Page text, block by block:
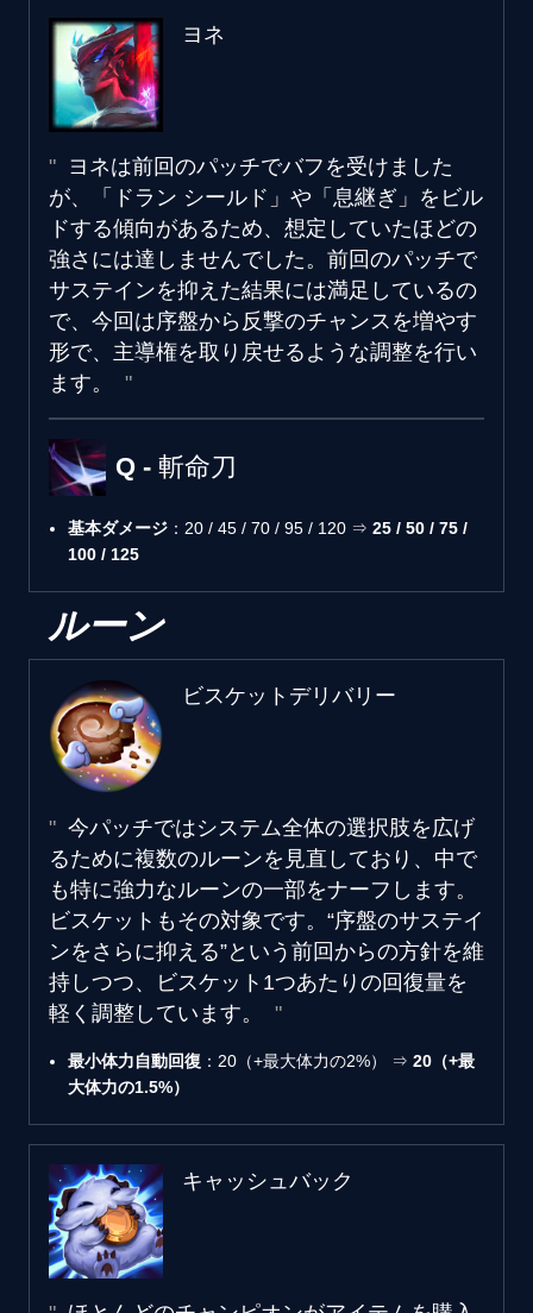
ヨネ
ヨネは前回のパッチでバフを受けました
が、「ドラン シールド」や「息継ぎ」をビル
ドする傾向があるため、想定していたほどの
強さには達しませんでした。前回のパッチで
サステインを抑えた結果には満足しているの
で、今回は序盤から反撃のチャンスを増やす
形で、主導権を取り戻せるような調整を行い
ます。
Q - 斬命刀
基本ダメージ ：20 / 45 / 70 / 95 / 120 ⇒ 25 / 50 / 75 /
100 / 125
ルーン
ビスケットデリバリー
今パッチではシステム全体の選択肢を広げ
るために複数のルーンを見直しており、中で
も特に強力なルーンの一部をナーフします。
ビスケットもその対象です。“序盤のサステイ
ンをさらに抑える”という前回からの方針を維
持しつつ、ビスケット1つあたりの回復量を
軽く調整しています。
最小体力自動回復 ：20（+最大体力の2%） ⇒ 20（+最
大体力の1.5%）
キャッシュバック